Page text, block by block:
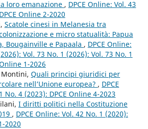
loro emanazione , DPCE Online: Vol. 43
Online 2-2020
Scatole cinesi in Melanesia tra
e micro statualità: Papua
Bougainville e Papaala , DPCE Online:
Vol. 73 No. 1 (2026): Vol. 73 No. 1
1-2026
Quali principi giuridici per
nell’Unione europea? , DPCE
No. 4 (2023): DPCE Online 4-2023
I diritti politici nella Costituzione
, DPCE Online: Vol. 42 No. 1 (2020):
2020